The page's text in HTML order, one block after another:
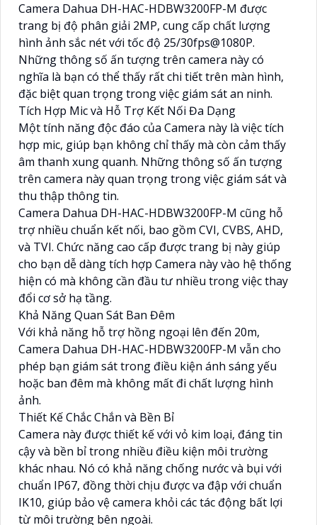
Camera Dahua DH-HAC-HDBW3200FP-M được
trang bị độ phân giải 2MP, cung cấp chất lượng
hình ảnh sắc nét với tốc độ 25/30fps@1080P.
Những thông số ấn tượng trên camera này có
nghĩa là bạn có thể thấy rất chi tiết trên màn hình,
đặc biệt quan trọng trong việc giám sát an ninh.
Tích Hợp Mic và Hỗ Trợ Kết Nối Đa Dạng
Một tính năng độc đáo của Camera này là việc tích
hợp mic, giúp bạn không chỉ thấy mà còn cảm thấy
âm thanh xung quanh. Những thông số ấn tượng
trên camera này quan trọng trong việc giám sát và
thu thập thông tin.
Camera Dahua DH-HAC-HDBW3200FP-M cũng hỗ
trợ nhiều chuẩn kết nối, bao gồm CVI, CVBS, AHD,
và TVI. Chức năng cao cấp được trang bị này giúp
cho bạn dễ dàng tích hợp Camera này vào hệ thống
hiện có mà không cần đầu tư nhiều trong việc thay
đổi cơ sở hạ tầng.
Khả Năng Quan Sát Ban Đêm
Với khả năng hỗ trợ hồng ngoại lên đến 20m,
Camera Dahua DH-HAC-HDBW3200FP-M vẫn cho
phép bạn giám sát trong điều kiện ánh sáng yếu
hoặc ban đêm mà không mất đi chất lượng hình
ảnh.
Thiết Kế Chắc Chắn và Bền Bỉ
Camera này được thiết kế với vỏ kim loại, đáng tin
cậy và bền bỉ trong nhiều điều kiện môi trường
khác nhau. Nó có khả năng chống nước và bụi với
chuẩn IP67, đồng thời chịu được va đập với chuẩn
IK10, giúp bảo vệ camera khỏi các tác động bất lợi
từ môi trường bên ngoài.